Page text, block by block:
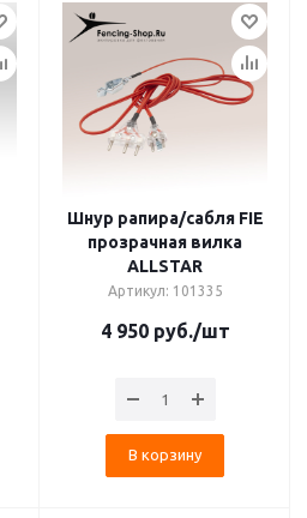
Шнур рапира/сабля FIE
прозрачная вилка
ALLSTAR
Артикул: 101335
4 950руб./шт
В корзину